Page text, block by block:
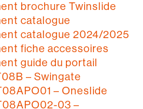
brochure Twinslide
catalogue
catalogue 2024/2025
fiche accessoires
guide du portail
– Swingate
– Oneslide
03 –